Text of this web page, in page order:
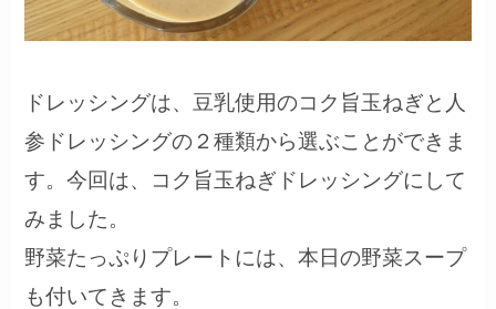
ドレッシングは、豆乳使用のコク旨玉ねぎと人
参ドレッシングの２種類から選ぶことができま
す。今回は、コク旨玉ねぎドレッシングにして
みました。
野菜たっぷりプレートには、本日の野菜スープ
も付いてきます。